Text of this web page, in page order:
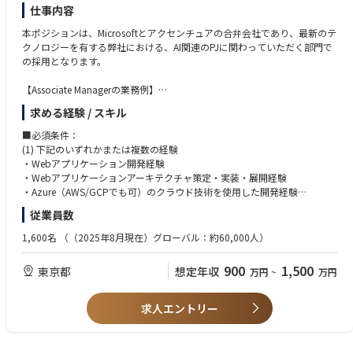
仕事内容
本ポジションは、Microsoftとアクセンチュアの合弁会社であり、最新のテ
クノロジーを有する弊社における、AI関連のPJに関わっていただく部門で
の採用となります。
【Associate Managerの業務例】
・Advanced/Graph-RAG、AIエージェントのアーキ設計・最適化（評価・
安全設計を含む）
・Azure OpenAI / AI Services / AI Foundry、Azure AI Search、Cosmos DB/
SQL を用いた本番向け方式設計
・実装規約・評価テンプレート・リファレンス実装の資産化と展開
・提案（課題同定、方式案、見積、PoC設計、デモ）およびステークホル
ダー調整
【Managerの業務例】
・案件ポートフォリオの戦略設計、収益・品質KPIの管理、リソース計画
・大規模ソリューションの構想～方式審査～デリバリー統括（RFP対応・
契約/見積レビュー含む）
・パートナー連携（Microsoft等）とアライアンス推進、重大インシデント
求める経験 / スキル
■必須条件：
(1) 下記のいずれかまたは複数の経験
・Webアプリケーション開発経験
・Webアプリケーションアーキテクチャ策定・実装・展開経験
・Azure（AWS/GCPでも可）のクラウド技術を使用した開発経験
・マイクロサービスアーキテクチャに関する知見
(2) チームリードまたはサブリードとして複数のプロジェクトの経験（特
(3) その他
・日本語が母国語でない方は、ビジネスレベルの日本語能力（JLPT:N1）
・Officeアプリケーション（Word, Excel, PowerPoint等）を使用した各種
資料の作成経験
従業員数
1,600名 （（2025年8月現在）グローバル：約60,000人）
東京都 想定年収 900 万円 ~ 1,500 万円
求人エントリー